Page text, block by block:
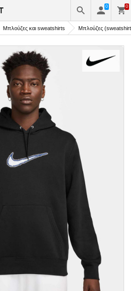
0 0
Μπλούζες και sweatshirts Μπλούζες